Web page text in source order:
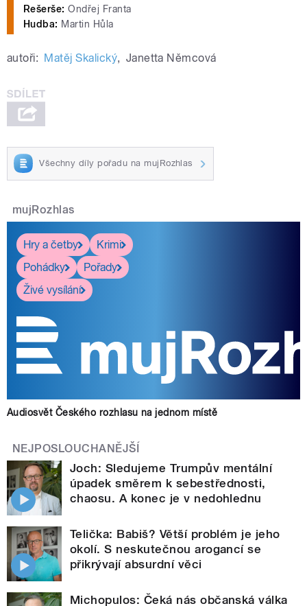
Rešerše: Ondřej Franta
Hudba: Martin Hůla
autoři: Matěj Skalický, Janetta Němcová
Všechny díly pořadu na mujRozhlas
mujRozhlas
Hry a četby
Krimi
Pohádky
Pořady
Živé vysílání
Audiosvět Českého rozhlasu na jednom místě
NEJPOSLOUCHANĚJŠÍ
Joch: Sledujeme Trumpův mentální
úpadek směrem k sebestřednosti,
chaosu. A konec je v nedohlednu
Telička: Babiš? Větší problém je jeho
okolí. S neskutečnou arogancí se
přikrývají absurdní věci
Michopulos: Čeká nás občanská válka